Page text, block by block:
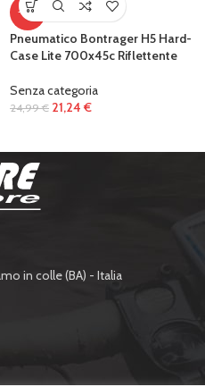
-15%
Pneumatico Bontrager H5 Hard-
Case Lite 700x45c Riflettente
Senza categoria
24,99€ 21,24 €
in colle (BA) - Italia